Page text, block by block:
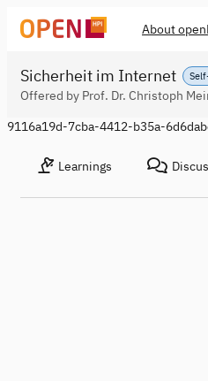
About
Sicherheit im Internet
Offered by Prof. Dr. Christoph
9116a19d-7cba-4412-b35a-
Learnings